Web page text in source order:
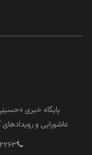
پایگاه خبری
عاشورایی و